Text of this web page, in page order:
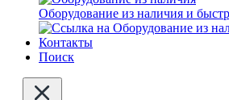
Оборудование из наличия и
Контакты
Поиск